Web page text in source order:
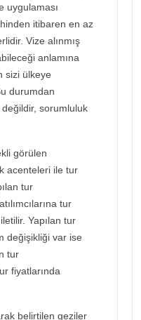
uygulaması
itibaren en az
Vize alınmış
anlamına
sizi ülkeye
durumdan
sorumluluk
görülen
acenteleri ile tur
tur
tur
Yapılan tur
değişikliği var ise
tur
fiyatlarında
belirtilen geziler